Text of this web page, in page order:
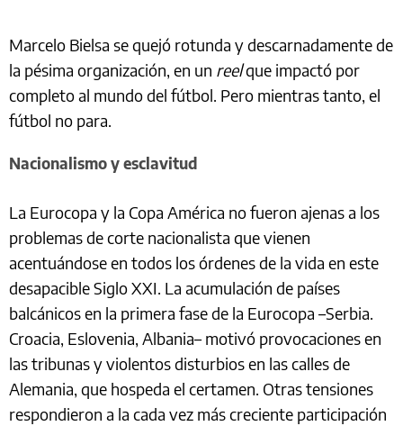
Marcelo Bielsa se quejó rotunda y descarnadamente de
la pésima organización, en un reelque impactó por
completo al mundo del fútbol. Pero mientras tanto, el
fútbol no para.
Nacionalismo y esclavitud
La Eurocopa y la Copa América no fueron ajenas a los
problemas de corte nacionalista que vienen
acentuándose en todos los órdenes de la vida en este
desapacible Siglo XXI. La acumulación de países
balcánicos en la primera fase de la Eurocopa –Serbia.
Croacia, Eslovenia, Albania– motivó provocaciones en
las tribunas y violentos disturbios en las calles de
Alemania, que hospeda el certamen. Otras tensiones
respondieron a la cada vez más creciente participación